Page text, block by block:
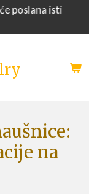
poslana isti
na